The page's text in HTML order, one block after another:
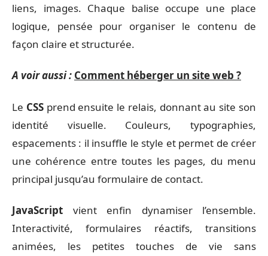
liens, images. Chaque balise occupe une place
logique, pensée pour organiser le contenu de
façon claire et structurée.
A voir aussi : Comment héberger un site web ?
Le CSSprend ensuite le relais, donnant au site son
identité visuelle. Couleurs, typographies,
espacements : il insuffle le style et permet de créer
une cohérence entre toutes les pages, du menu
principal jusqu’au formulaire de contact.
JavaScript vient enfin dynamiser l’ensemble.
Interactivité, formulaires réactifs, transitions
animées, les petites touches de vie sans